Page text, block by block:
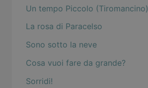
Un tempo Piccolo (Tiromancino)
La rosa di Paracelso
Sono sotto la neve
Cosa vuoi fare da grande?
Sorridi!